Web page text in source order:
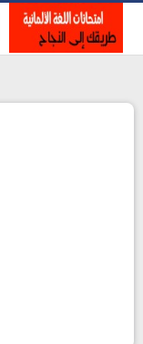
-->